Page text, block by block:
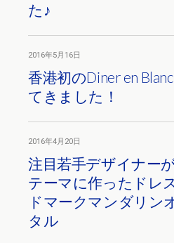
た♪
2016年5月16日
香港初のDiner en
てきました！
2016年4月20日
注目若手デザイナー
テーマに作ったドレ
ドマークマンダリン
タル